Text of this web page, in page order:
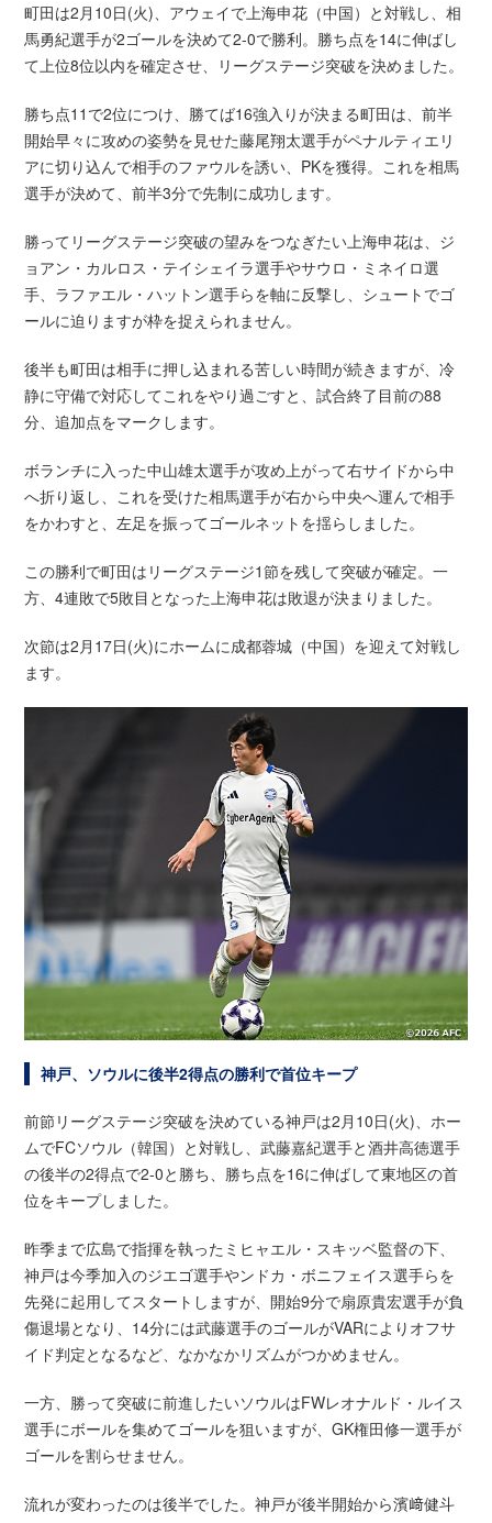
町田は2月10日(火)、アウェイで上海申花（中国）と対戦し、相
馬勇紀選手が2ゴールを決めて2-0で勝利。勝ち点を14に伸ばし
て上位8位以内を確定させ、リーグステージ突破を決めました。
勝ち点11で2位につけ、勝てば16強入りが決まる町田は、前半
開始早々に攻めの姿勢を見せた藤尾翔太選手がペナルティエリ
アに切り込んで相手のファウルを誘い、PKを獲得。これを相馬
選手が決めて、前半3分で先制に成功します。
勝ってリーグステージ突破の望みをつなぎたい上海申花は、ジ
ョアン・カルロス・テイシェイラ選手やサウロ・ミネイロ選
手、ラファエル・ハットン選手らを軸に反撃し、シュートでゴ
ールに迫りますが枠を捉えられません。
後半も町田は相手に押し込まれる苦しい時間が続きますが、冷
静に守備で対応してこれをやり過ごすと、試合終了目前の88
分、追加点をマークします。
ボランチに入った中山雄太選手が攻め上がって右サイドから中
へ折り返し、これを受けた相馬選手が右から中央へ運んで相手
をかわすと、左足を振ってゴールネットを揺らしました。
この勝利で町田はリーグステージ1節を残して突破が確定。一
方、4連敗で5敗目となった上海申花は敗退が決まりました。
次節は2月17日(火)にホームに成都蓉城（中国）を迎えて対戦し
ます。
神戸、ソウルに後半2得点の勝利で首位キープ
前節リーグステージ突破を決めている神戸は2月10日(火)、ホー
ムでFCソウル（韓国）と対戦し、武藤嘉紀選手と酒井高徳選手
の後半の2得点で2-0と勝ち、勝ち点を16に伸ばして東地区の首
位をキープしました。
昨季まで広島で指揮を執ったミヒャエル・スキッベ監督の下、
神戸は今季加入のジエゴ選手やンドカ・ボニフェイス選手らを
先発に起用してスタートしますが、開始9分で扇原貴宏選手が負
傷退場となり、14分には武藤選手のゴールがVARによりオフサ
イド判定となるなど、なかなかリズムがつかめません。
一方、勝って突破に前進したいソウルはFWレオナルド・ルイス
選手にボールを集めてゴールを狙いますが、GK権田修一選手が
ゴールを割らせません。
流れが変わったのは後半でした。神戸が後半開始から濱﨑健斗